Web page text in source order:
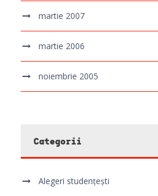
martie 2007
martie 2006
noiembrie 2005
Categorii
Alegeri studențești